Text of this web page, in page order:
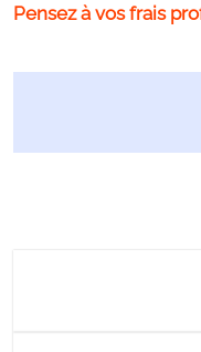
Pensez à vos frais